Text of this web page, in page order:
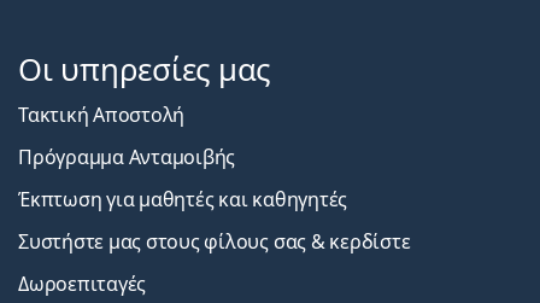
Οι υπηρεσίες μας
Τακτική Αποστολή
Πρόγραμμα Ανταμοιβής
Έκπτωση για μαθητές και καθηγητές
Συστήστε μας στους φίλους σας & κερδίστε
Δωροεπιταγές